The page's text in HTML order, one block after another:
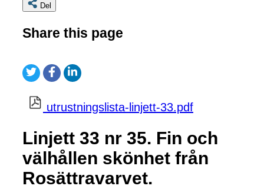
Del
Share this page
utrustningslista-linjett-33.pdf
Linjett 33 nr 35. Fin och
välhållen skönhet från
Rosättravarvet.